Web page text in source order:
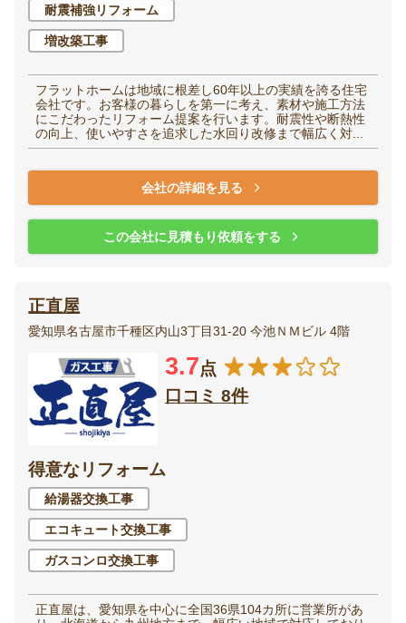
耐震補強リフォーム
増改築工事
フラットホームは地域に根差し60年以上の実績を誇る住宅
会社です。お客様の暮らしを第一に考え、素材や施工方法
にこだわったリフォーム提案を行います。耐震性や断熱性
の向上、使いやすさを追求した水回り改修まで幅広く対...
会社の詳細を見る
この会社に見積もり依頼をする
正直屋
愛知県名古屋市千種区内山3丁目31-20 今池ＮＭビル 4階
3.7点
口コミ 8件
得意なリフォーム
給湯器交換工事
エコキュート交換工事
ガスコンロ交換工事
正直屋は、愛知県を中心に全国36県104カ所に営業所があ